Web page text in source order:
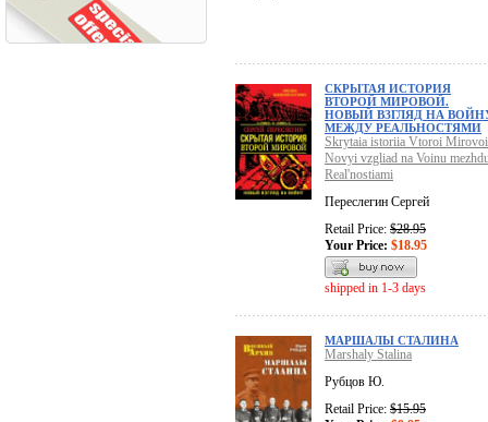
СКРЫТАЯ ИСТОРИЯ
ВТОРОЙ МИРОВОЙ.
НОВЫЙ ВЗГЛЯД НА
МЕЖДУ РЕАЛЬНОСТЯМИ
Skrytaia istoriia Vtoroi
Novyi vzgliad na Voinu
Real'nostiami
Переслегин Сергей
Retail Price: $28.95
Your Price: $18.95
shipped in 1-3 days
МАРШАЛЫ СТАЛИНА
Marshaly Stalina
Рубцов Ю.
Retail Price: $15.95